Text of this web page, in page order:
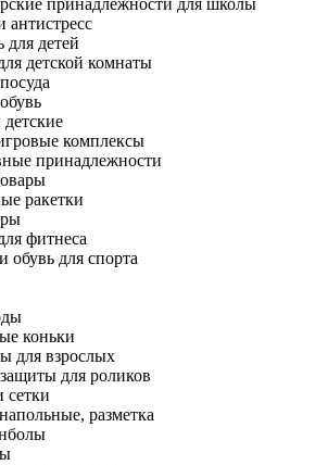
принадлежности для школы
для детей
детской комнаты
комплексы
принадлежности
ракетки
фитнеса
обувь для спорта
коньки
для взрослых
для роликов
сетки
разметка